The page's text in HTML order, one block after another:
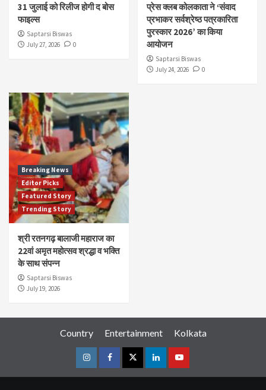
31 जुलाई को रिलीज होगी द बोस
फाइल्स
Saptarsi Biswas
July 27, 2026
0
प्रेस क्लब कोलकाता ने ‘संवाद
प्रभाकर सर्वश्रेष्ठ पत्रकारिता
पुरस्कार 2026’ का किया
आयोजन
Saptarsi Biswas
July 24, 2026
0
Breaking News
Editor Picks
Featured Story
Trending Story
श्री रतनगढ़ बालाजी महाराज का
22वां अमृत महोत्सव श्रद्धा व भक्ति
के साथ संपन्न
Saptarsi Biswas
July 19, 2026
Country Entertainment Kolkata
InstagramFacebookTwitterLinkedinYoutube